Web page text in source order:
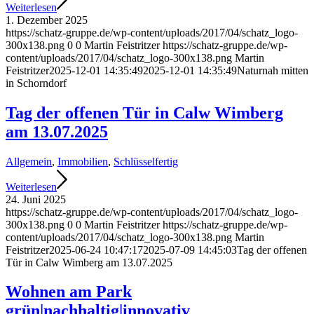
Weiterlesen
1. Dezember 2025
https://schatz-gruppe.de/wp-content/uploads/2017/04/schatz_logo-
300x138.png 0 0 Martin Feistritzer https://schatz-gruppe.de/wp-
content/uploads/2017/04/schatz_logo-300x138.png Martin
Feistritzer2025-12-01 14:35:492025-12-01 14:35:49Naturnah mitten
in Schorndorf
Tag der offenen Tür in Calw Wimberg
am 13.07.2025
Allgemein, Immobilien, Schlüsselfertig
Weiterlesen
24. Juni 2025
https://schatz-gruppe.de/wp-content/uploads/2017/04/schatz_logo-
300x138.png 0 0 Martin Feistritzer https://schatz-gruppe.de/wp-
content/uploads/2017/04/schatz_logo-300x138.png Martin
Feistritzer2025-06-24 10:47:172025-07-09 14:45:03Tag der offenen
Tür in Calw Wimberg am 13.07.2025
Wohnen am Park